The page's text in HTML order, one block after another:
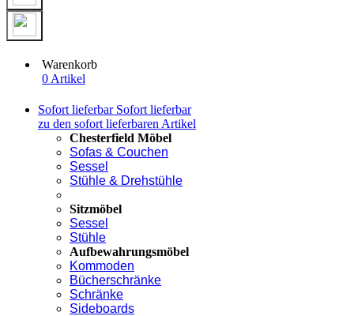
Warenkorb
0 Artikel
Sofort lieferbar Sofort lieferbar
zu den sofort lieferbaren Artikel
Chesterfield Möbel
Sofas & Couchen
Sessel
Stühle & Drehstühle
Sitzmöbel
Sessel
Stühle
Aufbewahrungsmöbel
Kommoden
Bücherschränke
Schränke
Sideboards